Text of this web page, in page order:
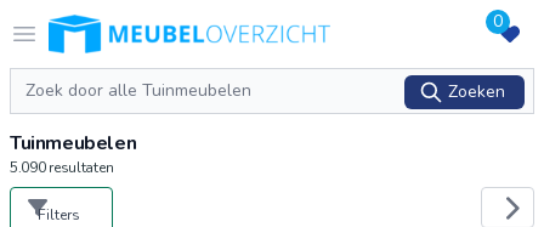
Open menu
Logo Meubeloverzicht.nl 0
Zoeken
Zoeken
Tuinmeubelen
5.090resultaten
Filters